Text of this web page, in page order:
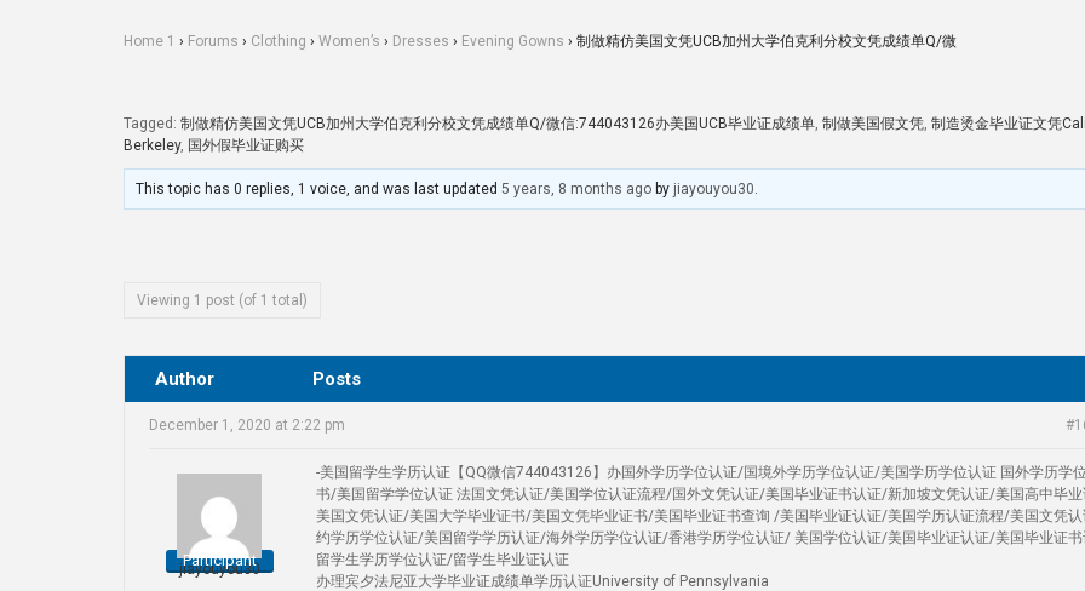
Home 1 › Forums › Clothing › Women’s › Dresses › Evening Gowns › 制做精仿美国文凭UCB加州大学伯克利分校文凭成绩单Q/微
Tagged: 制做精仿美国文凭UCB加州大学伯克利分校文凭成绩单Q/微信:744043126办美国UCB毕业证成绩单, 制做美国假文凭, 制造烫金毕业证文凭
Berkeley, 国外假毕业证购买
This topic has 0 replies, 1 voice, and was last updated5 years, 8 months ago by jiayouyou30.
Viewing 1 post (of 1 total)
Author Posts
December 1, 2020 at 2:22 pm
jiayouyou30
Participant
-美国留学生学历认证【QQ微信744043126】办国外学历学位认证/国境外学历学位认证/美国学历学位认证 国外学历学
书/美国留学学位认证 法国文凭认证/美国学位认证流程/国外文凭认证/美国毕业证书认证/新加坡文凭认证/美国高中毕
美国文凭认证/美国大学毕业证书/美国文凭毕业证书/美国毕业证书查询 /美国毕业证认证/美国学历认证流程/美国文凭认
约学历学位认证/美国留学学历认证/海外学历学位认证/香港学历学位认证/ 美国学位认证/美国毕业证认证/美国毕业证
留学生学历学位认证/留学生毕业证认证
办理宾夕法尼亚大学毕业证成绩单学历认证University of Pennsylvania